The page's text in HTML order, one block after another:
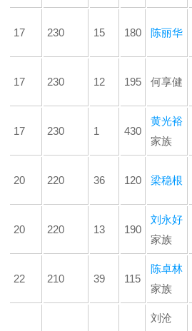
17 230 15 180 陈丽华
17 230 12 195 何享健
17 230 1 430
黄光裕
家族
20 220 36 120 梁稳根
20 220 13 190
刘永好
家族
22 210 39 115
陈卓林
家族
刘沧